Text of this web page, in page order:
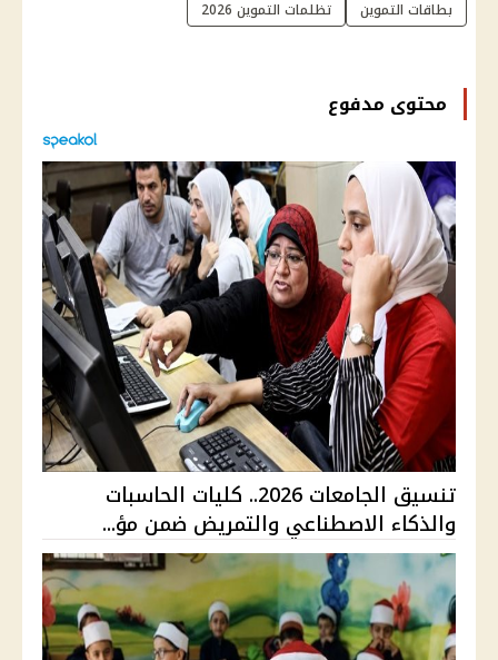
بطاقات التموين تظلمات التموين 2026
محتوى مدفوع
تنسيق الجامعات 2026.. كليات الحاسبات
والذكاء الاصطناعي والتمريض ضمن مؤ...